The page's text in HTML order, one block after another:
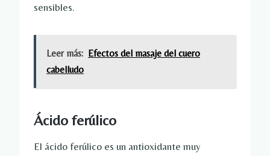
sensibles.
Leer más: Efectos del masaje del cuero
cabelludo
Ácido ferúlico
El ácido ferúlico es un antioxidante muy